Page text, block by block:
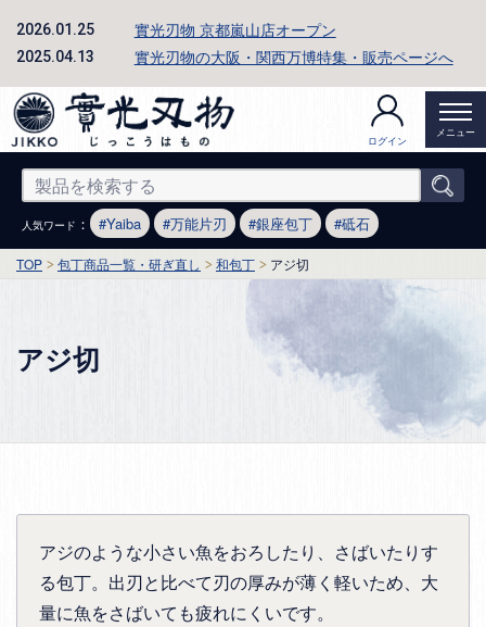
2026.01.25 實光刃物 京都嵐山店オープン
2025.04.13 實光刃物の大阪・関西万博特集・販売ページへ
ログイン
メニュー
人気ワード ： Yaiba 万能片刃 銀座包丁 砥石
TOP 包丁商品一覧・研ぎ直し 和包丁 アジ切
アジ切
アジのような小さい魚をおろしたり、さばいたりす
る包丁。出刃と比べて刃の厚みが薄く軽いため、大
量に魚をさばいても疲れにくいです。